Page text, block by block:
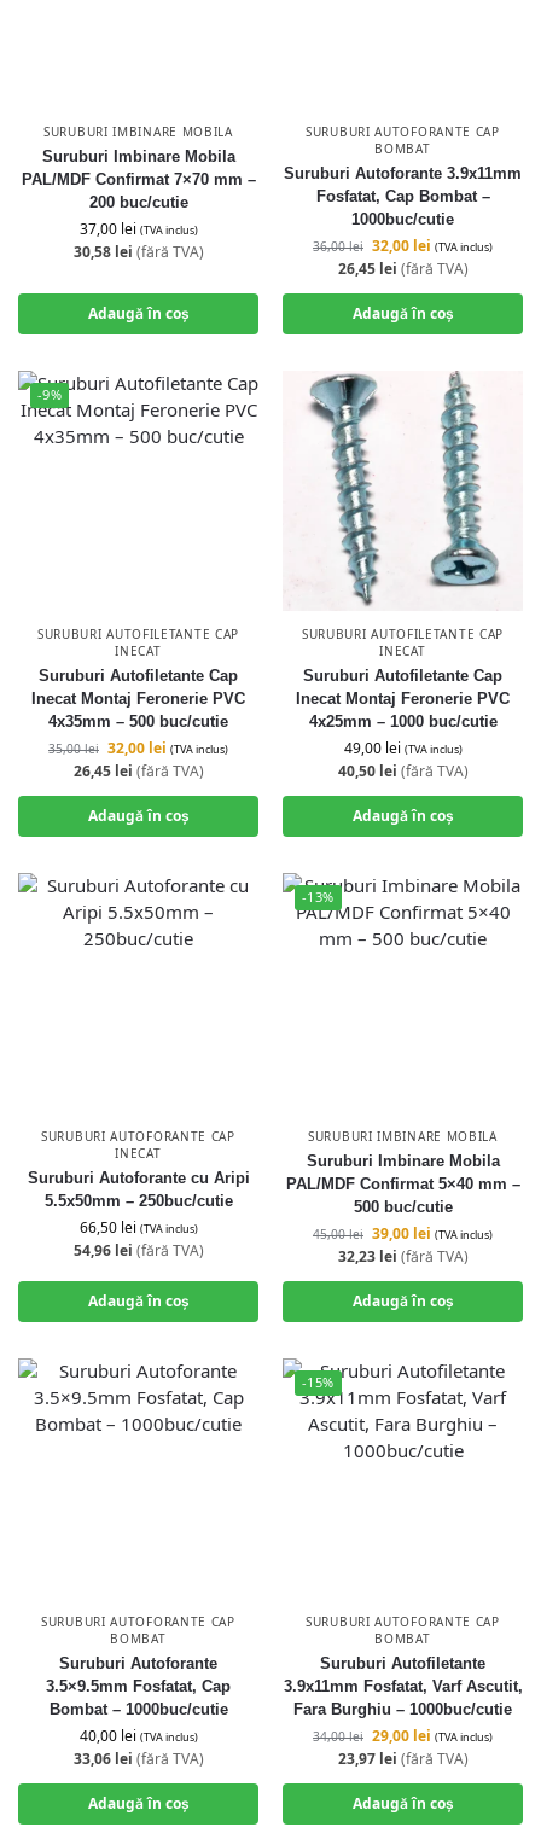
SURUBURI IMBINARE MOBILA
Suruburi Imbinare Mobila
PAL/MDF Confirmat 7×70 mm –
200 buc/cutie
37,00 lei (TVA inclus)
30,58 lei (fără TVA)
Adaugă în coș
SURUBURI AUTOFORANTE CAP
BOMBAT
Suruburi Autoforante 3.9x11mm
Fosfatat, Cap Bombat –
1000buc/cutie
36,00lei 32,00 lei (TVA inclus)
26,45 lei (fără TVA)
Adaugă în coș
-9%
SURUBURI AUTOFILETANTE CAP
INECAT
Suruburi Autofiletante Cap
Inecat Montaj Feronerie PVC
4x35mm – 500 buc/cutie
35,00lei 32,00 lei (TVA inclus)
26,45 lei (fără TVA)
Adaugă în coș
SURUBURI AUTOFILETANTE CAP
INECAT
Suruburi Autofiletante Cap
Inecat Montaj Feronerie PVC
4x25mm – 1000 buc/cutie
49,00 lei (TVA inclus)
40,50 lei (fără TVA)
Adaugă în coș
SURUBURI AUTOFORANTE CAP
INECAT
Suruburi Autoforante cu Aripi
5.5x50mm – 250buc/cutie
66,50 lei (TVA inclus)
54,96 lei (fără TVA)
Adaugă în coș
-13%
SURUBURI IMBINARE MOBILA
Suruburi Imbinare Mobila
PAL/MDF Confirmat 5×40 mm –
500 buc/cutie
45,00lei 39,00 lei (TVA inclus)
32,23 lei (fără TVA)
Adaugă în coș
SURUBURI AUTOFORANTE CAP
BOMBAT
Suruburi Autoforante
3.5×9.5mm Fosfatat, Cap
Bombat – 1000buc/cutie
40,00 lei (TVA inclus)
33,06 lei (fără TVA)
Adaugă în coș
-15%
SURUBURI AUTOFORANTE CAP
BOMBAT
Suruburi Autofiletante
3.9x11mm Fosfatat, Varf Ascutit,
Fara Burghiu – 1000buc/cutie
34,00lei 29,00 lei (TVA inclus)
23,97 lei (fără TVA)
Adaugă în coș